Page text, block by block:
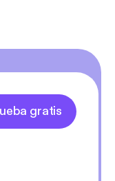
gratis